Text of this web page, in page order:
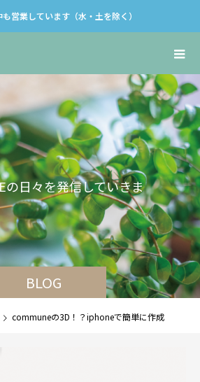
営業しています（水・土を除く）
BLOG
日々を発信していきます。
communeの3D！？iphoneで簡単に作成